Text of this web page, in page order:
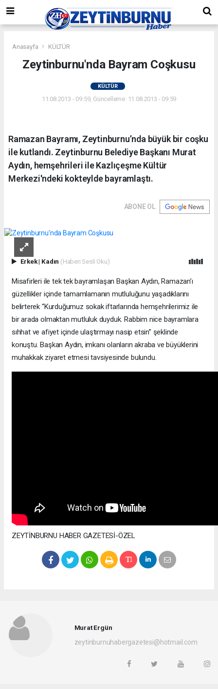
Anasayfa KÜLTÜR
Zeytinburnu'nda Bayram Coşkusu
KÜLTÜR
11.08.2013 - 09:59, Güncelleme: 11.08.2013 - 09:59
Ramazan Bayramı, Zeytinburnu’nda büyük bir coşku
ile kutlandı. Zeytinburnu Belediye Başkanı Murat
Aydın, hemşehrileri ile Kazlıçeşme Kültür
Merkezi'ndeki kokteylde bayramlaştı.
ABONE OL
Erkek| Kadın (Haberi Sesli Oku)
Misafirleri ile tek tek bayramlaşan Başkan Aydın, Ramazan’ı
güzellikler içinde tamamlamanın mutluluğunu yaşadıklarını
belirterek “Kurduğumuz sokak iftarlarında hemşehrilerimiz ile
bir arada olmaktan mutluluk duyduk. Rabbim nice bayramlara
sıhhat ve afiyet içinde ulaştırmayı nasip etsin” şeklinde
konuştu. Başkan Aydın, imkanı olanların akraba ve büyüklerini
muhakkak ziyaret etmesi tavsiyesinde bulundu.
ZEYTİNBURNU HABER GAZETESİ-ÖZEL
Murat Ergün
zeytinburnuhabergazetesi@hotmail.com